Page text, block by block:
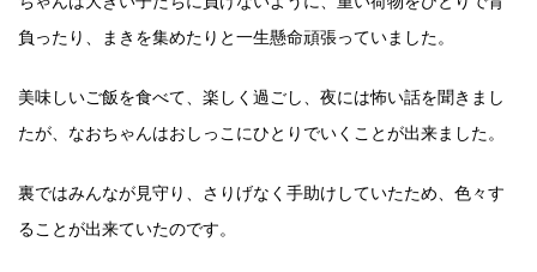
負ったり、まきを集めたりと一生懸命頑張っていました。
美味しいご飯を食べて、楽しく過ごし、夜には怖い話を聞きまし
たが、なおちゃんはおしっこにひとりでいくことが出来ました。
裏ではみんなが見守り、さりげなく手助けしていたため、色々す
ることが出来ていたのです。